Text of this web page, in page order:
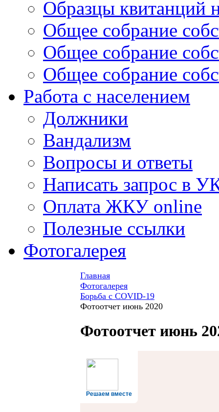
Образцы квитанций
Общее собрание
Общее собрание
Общее собрание
Работа с населением
Должники
Вандализм
Вопросы и ответы
Написать запрос в
Оплата ЖКУ online
Полезные ссылки
Фотогалерея
Главная
Фотогалерея
Борьба с COVID-19
Фотоотчет июнь 2020
Фотоотчет июнь
Решаем вместе